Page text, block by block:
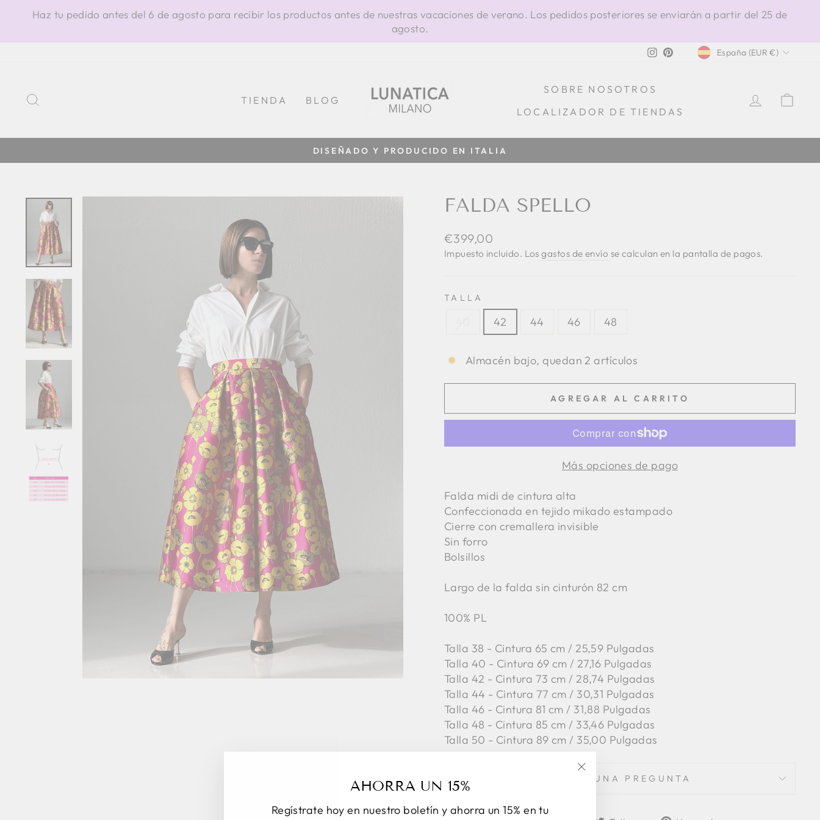
directamente
Haz tu pedido antes del 6 de agosto para recibir los productos antes de nuestras vacaciones de verano. Los pedidos posteriores se enviarán a partir del 25 de
agosto.
Instagram
PinterestMONEDA
España (EUR €)
TIENDA BLOG
SOBRE NOSOTROS
LOCALIZADOR DE TIENDAS
diapositivas
DISEÑADO Y PRODUCIDO EN ITALIA
AHORRA UN 15%
Regístrate hoy en nuestro boletín y ahorra un 15% en tu
"Cerrar
FALDA SPELLO
Precio
habitual
€399,00
Impuesto incluido. Losgastos de envío se calculan en la pantalla de pagos.
TALLA
42 44 46 48
Almacén bajo, quedan 2 artículos
AGREGAR AL CARRITO
Más opciones de pago
Falda midi de cintura alta
Confeccionada en tejido mikado estampado
Cierre con cremallera invisible
Sin forro
Bolsillos
Largo de la falda sin cinturón 82 cm
100% PL
Talla 38 - Cintura 65 cm / 25,59 Pulgadas
Talla 40 - Cintura 69 cm / 27,16 Pulgadas
Talla 42 - Cintura 73 cm / 28,74 Pulgadas
Talla 44 - Cintura 77 cm / 30,31 Pulgadas
Talla 46 - Cintura 81 cm / 31,88 Pulgadas
Talla 48 - Cintura 85 cm / 33,46 Pulgadas
Talla 50 - Cintura 89 cm / 35,00 Pulgadas
HACER UNA PREGUNTA